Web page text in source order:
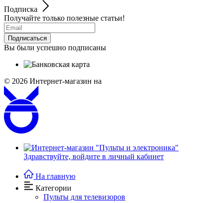
Подписка
Получайте только полезные статьи!
Подписаться
Вы были успешно подписаны
© 2026 Интернет-магазин на
Здравствуйте, войдите в личный кабинет
На главную
Категории
Пульты для телевизоров